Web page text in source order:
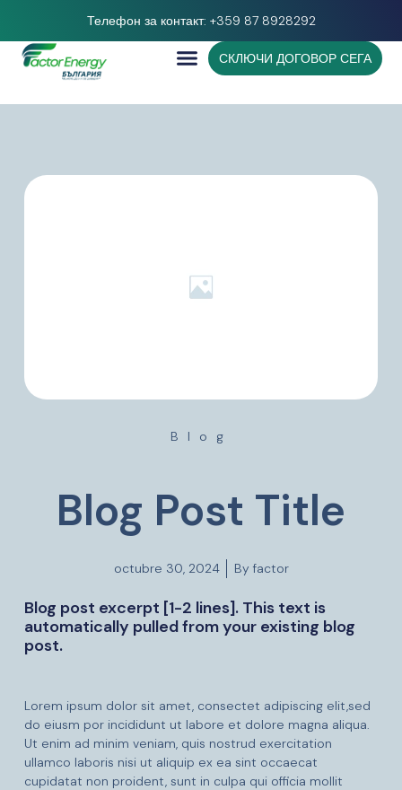
Телефон за контакт: +359 87 8928292
СКЛЮЧИ ДОГОВОР СЕГА
Blog
Blog Post Title
octubre 30, 2024 By factor
Blog post excerpt [1-2 lines]. This text is
automatically pulled from your existing blog
post.
Lorem ipsum dolor sit amet, consectet adipiscing elit,sed
do eiusm por incididunt ut labore et dolore magna aliqua.
Ut enim ad minim veniam, quis nostrud exercitation
ullamco laboris nisi ut aliquip ex ea sint occaecat
cupidatat non proident, sunt in culpa qui officia mollit